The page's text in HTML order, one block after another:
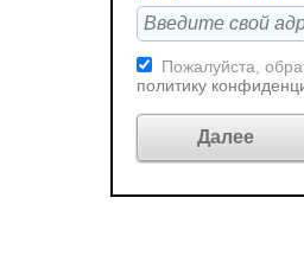
Пожалуйста,
политику